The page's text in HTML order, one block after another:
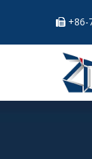
